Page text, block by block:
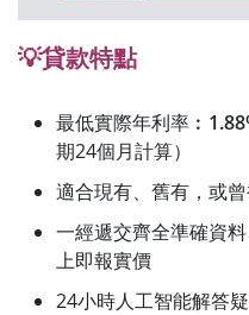
💡貸款特點
最低實際年利率︰
期24個月計算）
適合現有、舊有，或
一經遞交齊全準確資
上即報實價
24小時人工智能解答